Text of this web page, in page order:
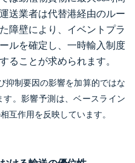
送業者は代替港経由のルー
障壁により、イベントプラ
ルを確定し、一時輸入制度
ることが求められます。
抑制要因の影響を加算的ではな
。影響予測は、ベースライン
互作用を反映しています。